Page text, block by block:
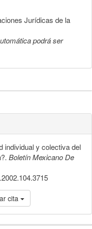
Jurídicas de la
podrá ser
individual y colectiva del
Boletín Mexicano De
cita